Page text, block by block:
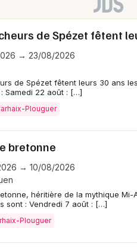
de Spézet fêtent
→ 23/08/2026
de Spézet fêtent leurs 30 ans
Samedi 22 août : […]
Plouguer
bretonne
→ 10/08/2026
héritière de la mythique
sont : Vendredi 7 août : […]
Plouguer